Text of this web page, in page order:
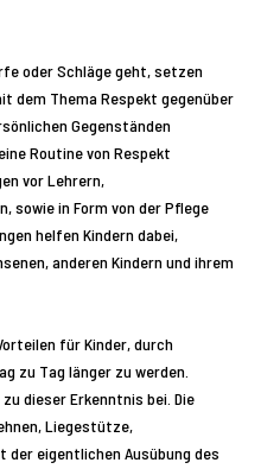
oder Schläge geht, setzen
dem Thema Respekt gegenüber
Gegenständen
Routine von Respekt
vor Lehrern,
sowie in Form von der Pflege
helfen Kindern dabei,
anderen Kindern und ihrem
für Kinder, durch
zu Tag länger zu werden.
dieser Erkenntnis bei. Die
Liegestütze,
der eigentlichen Ausübung des